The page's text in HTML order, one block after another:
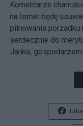
Komentarze
na temat będę
pilnowania
serdecznie do
Janke,